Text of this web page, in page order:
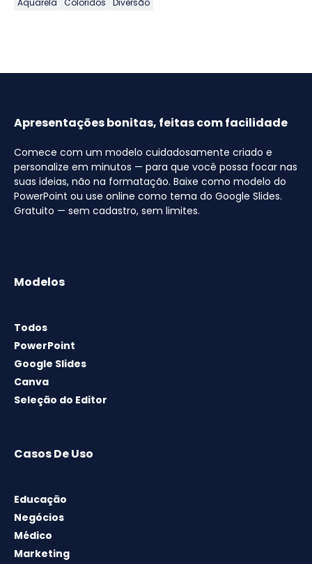
Aquarela Coloridos Diversão
Apresentações bonitas, feitas com facilidade
Comece com um modelo cuidadosamente criado e
personalize em minutos — para que você possa focar nas
suas ideias, não na formatação. Baixe como modelo do
PowerPoint ou use online como tema do Google Slides.
Gratuito — sem cadastro, sem limites.
Modelos
Todos
PowerPoint
Google Slides
Canva
Seleção do Editor
Casos De Uso
Educação
Negócios
Médico
Marketing